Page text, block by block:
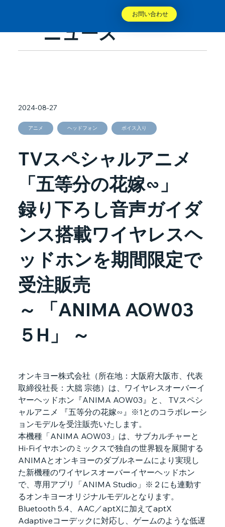
お問い合わせ
ニュース
TVスペシャルアニメ
「五等分の花嫁∽」
録り下ろし音声ガイダ
ンス搭載ワイヤレスヘ
ッドホンを期間限定で
受注販売
～ 「ANIMA AOW03
５H」 ～
アニメ ヘッドフォン ボイス入り
2024-08-27
オンキヨー株式会社（所在地：大阪府大阪市、代表
取締役社長：大朏 宗徳）は、ワイヤレスオーバーイ
ヤーヘッドホン『ANIMA AOW03』と、 TVスペシ
ャルアニメ 『五等分の花嫁∽』※1とのコラボレーシ
ョンモデルを受注販売いたします。
本機種「ANIMA AOW03」は、サブカルチャーと
Hi-Fiイヤホンのミックスで独自の世界観を展開する
ANIMAとオンキヨーのダブルネームにより実現し
た新機種のワイヤレスオーバーイヤーヘッドホン
で、専用アプリ「ANIMA Studio」※２にも連動す
るオンキヨーオリジナルモデルとなります。
Bluetooth 5.4、AAC／aptXに加えてaptX
Adaptiveコーデックに対応し、ゲームのような低遅